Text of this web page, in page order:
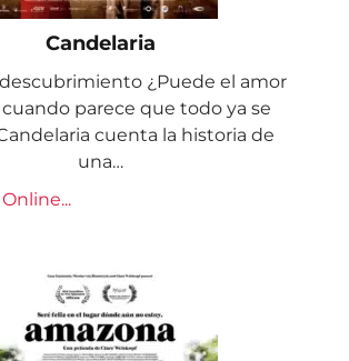
Candelaria
¿Puede el amor
parece que todo ya se
cuenta la historia de
una…